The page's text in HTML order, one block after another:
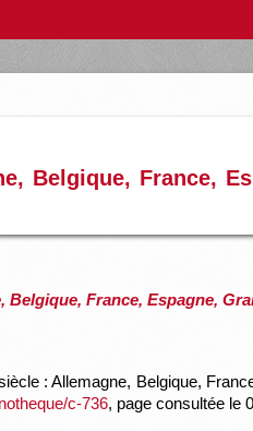
Belgique, France,
France, Espagne,
: Allemagne, Belgique,
c-736, page consultée le